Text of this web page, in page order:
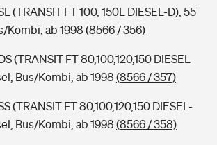
(TRANSIT FT 100, 150L DIESEL-D), 55
Kombi, ab 1998 (8566 / 356)
(TRANSIT FT 80,100,120,150 DIESEL-
Bus/Kombi, ab 1998 (8566 / 357)
(TRANSIT FT 80,100,120,150 DIESEL-
Bus/Kombi, ab 1998 (8566 / 358)